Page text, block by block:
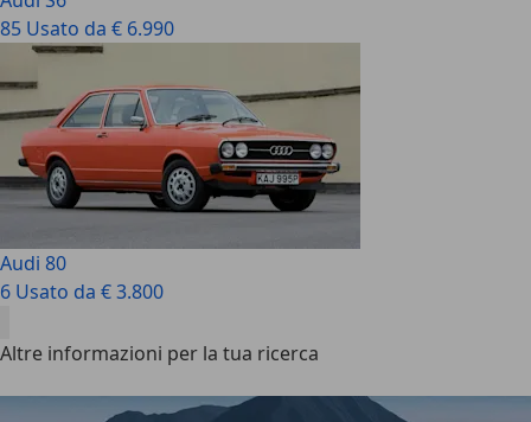
85 Usato da € 6.990
Audi 80
6 Usato da € 3.800
Altre informazioni per la tua ricerca